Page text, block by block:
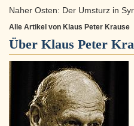
Naher Osten: Der Umsturz in
Alle Artikel von Klaus Peter Krause
Über Klaus Peter